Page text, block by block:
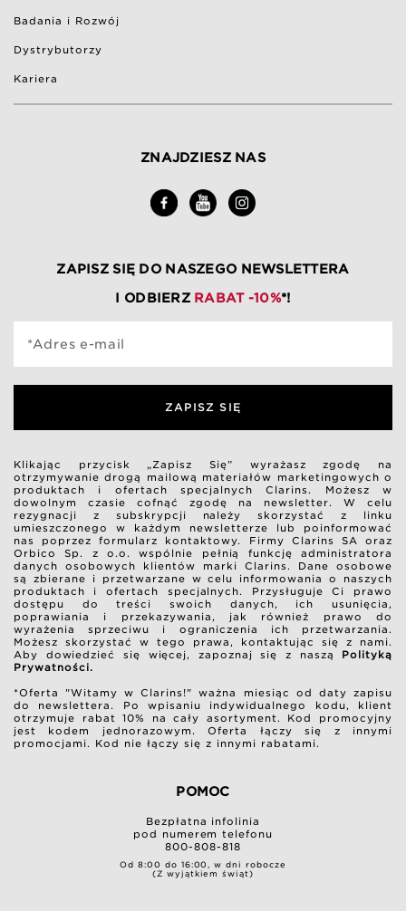
Badania i Rozwój
Dystrybutorzy
Kariera
ZNAJDZIESZ NAS
ZAPISZ SIĘ DO NASZEGO NEWSLETTERA
I ODBIERZ RABAT -10%*!
*Adres e-mail
ZAPISZ SIĘ
Klikając przycisk „Zapisz Się” wyrażasz zgodę na
otrzymywanie drogą mailową materiałów marketingowych o
produktach i ofertach specjalnych Clarins. Możesz w
dowolnym czasie cofnąć zgodę na newsletter. W celu
rezygnacji z subskrypcji należy skorzystać z linku
umieszczonego w każdym newsletterze lub poinformować
nas poprzez formularz kontaktowy. Firmy Clarins SA oraz
Orbico Sp. z o.o. wspólnie pełnią funkcję administratora
danych osobowych klientów marki Clarins. Dane osobowe
są zbierane i przetwarzane w celu informowania o naszych
produktach i ofertach specjalnych. Przysługuje Ci prawo
dostępu do treści swoich danych, ich usunięcia,
poprawiania i przekazywania, jak również prawo do
wyrażenia sprzeciwu i ograniczenia ich przetwarzania.
Możesz skorzystać w tego prawa, kontaktując się z nami.
Aby dowiedzieć się więcej, zapoznaj się z naszą Polityką
Prywatności.
*Oferta "Witamy w Clarins!" ważna miesiąc od daty zapisu
do newslettera. Po wpisaniu indywidualnego kodu, klient
otrzymuje rabat 10% na cały asortyment. Kod promocyjny
jest kodem jednorazowym. Oferta łączy się z innymi
promocjami. Kod nie łączy się z innymi rabatami.
POMOC
Bezpłatna infolinia
pod numerem telefonu
800-808-818
Od 8:00 do 16:00, w dni robocze
(Z wyjątkiem świąt)